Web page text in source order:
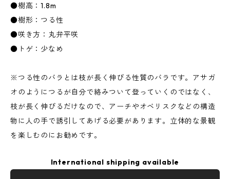
●樹高：1.8m
●樹形：つる性
●咲き方：丸弁平咲
●トゲ：少なめ
※つる性のバラとは枝が長く伸びる性質のバラです。アサガ
オのようにつるが自分で絡みついて登っていくのではなく、
枝が長く伸びるだけなので、アーチやオベリスクなどの構造
物に人の手で誘引してあげる必要があります。立体的な景観
を楽しむのにお勧めです。
International shipping available